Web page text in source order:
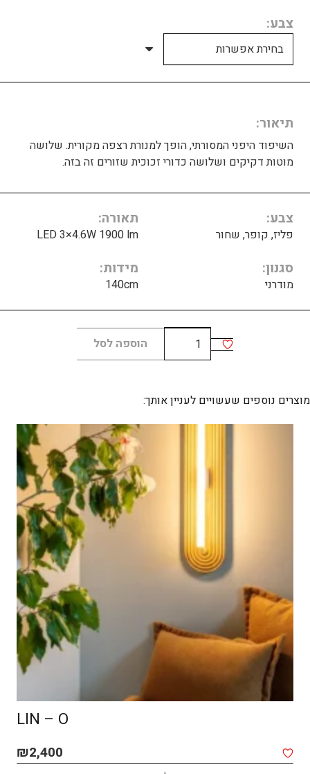
צבע
תיאור
השיפוד היפני המסורתי, הופך למנורת רצפה מקורית. שלושה
מוטות דקיקים ושלושה כדורי זכוכית שזורים זה בזה.
צבע
פליז, קופר, שחור
תאורה
LED 3×4.6W 1900 lm
סגנון
מודרני
מידות
140cm
כמות
של
floor
הוספה לסל
מוצרים נוספים שעשויים לעניין אותך:
SPOT MACOCH – CEILING
₪1,850